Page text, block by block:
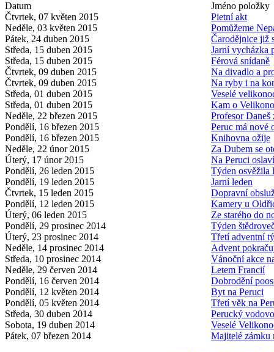
Datum
Jméno položky
Čtvrtek, 07 květen 2015
Pietní akt
Neděle, 03 květen 2015
Pomůžeme
Pátek, 24 duben 2015
Čarodějnice již
Středa, 15 duben 2015
Jarní vycházka
Středa, 15 duben 2015
Férová snídaně
Čtvrtek, 09 duben 2015
Na divadlo a
Čtvrtek, 09 duben 2015
Na ryby i na
Středa, 01 duben 2015
Veselé
Středa, 01 duben 2015
Kam o
Neděle, 22 březen 2015
Profesor Daneš
Pondělí, 16 březen 2015
Peruc má nové
Pondělí, 16 březen 2015
Knihovna ožije
Neděle, 22 únor 2015
Za Dubem se
Úterý, 17 únor 2015
Na Peruci
Pondělí, 26 leden 2015
Týden osvěžila
Pondělí, 19 leden 2015
Jarní leden
Čtvrtek, 15 leden 2015
Dopravní
Pondělí, 12 leden 2015
Kamery u
Úterý, 06 leden 2015
Ze starého do
Pondělí, 29 prosinec 2014
Týden
Úterý, 23 prosinec 2014
Třetí adventní
Neděle, 14 prosinec 2014
Advent
Středa, 10 prosinec 2014
Vánoční akce
Neděle, 29 červen 2014
Letem Francií
Pondělí, 16 červen 2014
Dobrodění
Pondělí, 12 květen 2014
Byt na Peruci
Pondělí, 05 květen 2014
Třetí věk na
Středa, 30 duben 2014
Perucký
Sobota, 19 duben 2014
Veselé
Pátek, 07 březen 2014
Majitelé zámku